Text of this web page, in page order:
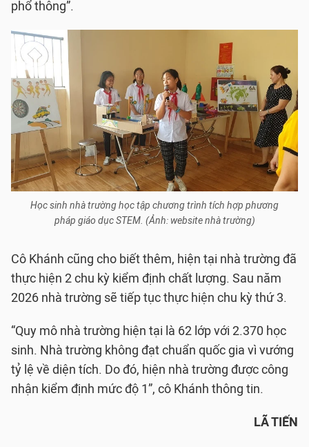
phổ thông”.
Học sinh nhà trường học tập chương trình tích hợp phương
pháp giáo dục STEM. (Ảnh: website nhà trường)
Cô Khánh cũng cho biết thêm, hiện tại nhà trường đã
thực hiện 2 chu kỳ kiểm định chất lượng. Sau năm
2026 nhà trường sẽ tiếp tục thực hiện chu kỳ thứ 3.
“Quy mô nhà trường hiện tại là 62 lớp với 2.370 học
sinh. Nhà trường không đạt chuẩn quốc gia vì vướng
tỷ lệ về diện tích. Do đó, hiện nhà trường được công
nhận kiểm định mức độ 1”, cô Khánh thông tin.
LÃ TIẾN